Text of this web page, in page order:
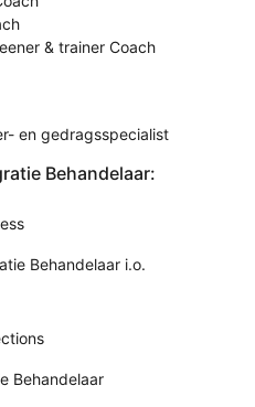
& trainer Coach
en gedragsspecialist
Behandelaar:
Behandelaar i.o.
Behandelaar